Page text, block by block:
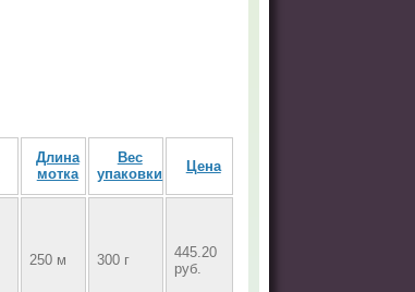
Длина
мотка
Вес
упаковки
Цена
250 м 300 г
445.20
руб.